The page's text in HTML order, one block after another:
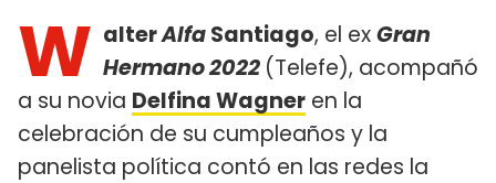
W alterAlfaSantiago, el exGran
Hermano 2022 (Telefe), acompañó
a su novia Delfina Wagner en la
celebración de su cumpleaños y la
panelista política contó en las redes la